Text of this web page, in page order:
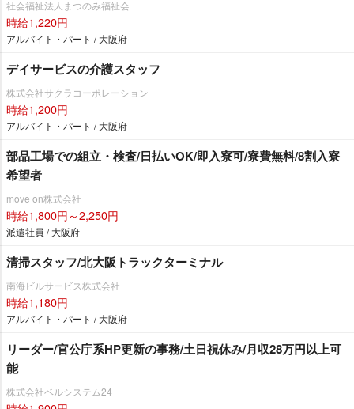
社会福祉法人まつのみ福祉会
時給1,220円
アルバイト・パート / 大阪府
デイサービスの介護スタッフ
株式会社サクラコーポレーション
時給1,200円
アルバイト・パート / 大阪府
部品工場での組立・検査/日払いOK/即入寮可/寮費無料/8割入寮
希望者
move on株式会社
時給1,800円～2,250円
派遣社員 / 大阪府
清掃スタッフ/北大阪トラックターミナル
南海ビルサービス株式会社
時給1,180円
アルバイト・パート / 大阪府
リーダー/官公庁系HP更新の事務/土日祝休み/月収28万円以上可
能
株式会社ベルシステム24